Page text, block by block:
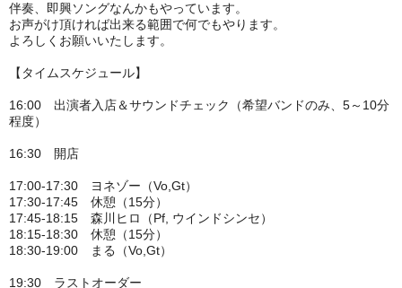
伴奏、即興ソングなんかもやっています。
お声がけ頂ければ出来る範囲で何でもやります。
よろしくお願いいたします。
【タイムスケジュール】
16:00 出演者入店＆サウンドチェック（希望バンドのみ、5～10分
程度）
16:30 開店
17:00-17:30 ヨネゾー（Vo,Gt）
17:30-17:45 休憩（15分）
17:45-18:15 森川ヒロ（Pf, ウインドシンセ）
18:15-18:30 休憩（15分）
18:30-19:00 まる（Vo,Gt）
19:30 ラストオーダー